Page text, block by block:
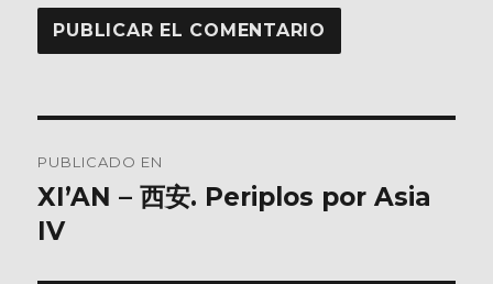
de
entradas
PUBLICADO EN
XI’AN – 西安. Periplos por Asia
IV